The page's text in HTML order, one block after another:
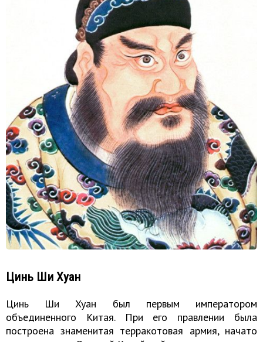
Цинь Ши Хуан
Цинь Ши Хуан был первым императором
объединенного Китая. При его правлении была
построена знаменитая терракотовая армия, начато